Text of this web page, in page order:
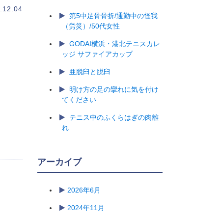
第5中足骨骨折/通勤中の怪我
（労災）/50代女性
GODAI横浜・港北テニスカレ
ッジ サファイアカップ
亜脱臼と脱臼
明け方の足の攣れに気を付け
てください
テニス中のふくらはぎの肉離
れ
アーカイブ
2026年6月
2024年11月